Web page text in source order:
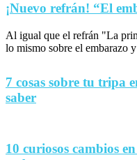
¡Nuevo refrán! “El
Al igual que el refrán "La
lo mismo sobre el embarazo
7 cosas sobre tu tripa
saber
10 curiosos cambios